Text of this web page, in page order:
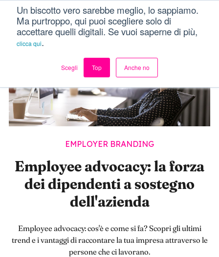
Un biscotto vero sarebbe meglio, lo sappiamo.
Ma purtroppo, qui puoi scegliere solo di
accettare quelli digitali. Se vuoi saperne di più,
clicca qui.
Scegli Top Anche no
Dici Davvero?! Menu
EMPLOYER BRANDING
Employee advocacy: la forza
dei dipendenti a sostegno
dell'azienda
Employee advocacy: cos'è e come si fa? Scopri gli ultimi
trend e i vantaggi di raccontare la tua impresa attraverso le
persone che ci lavorano.